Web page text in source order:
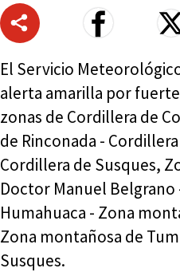
El Servicio
alerta amarilla por
zonas de Cordillera de
de Rinconada -
Cordillera de Susques,
Doctor Manuel
Humahuaca - Zona
Zona montañosa de
Susques.